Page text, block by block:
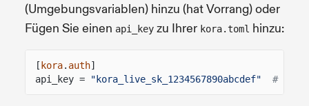
(Umgebungsvariablen) hinzu (hat Vorrang) oder
Fügen Sie einen api_key zu Ihrer kora.toml hinzu:
[ kora. auth]
api_key =
"kora_live_sk_1234567890abcdef" # Use